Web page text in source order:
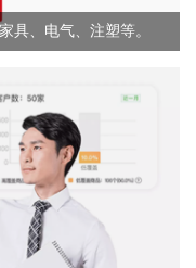
具、电气、注塑等。